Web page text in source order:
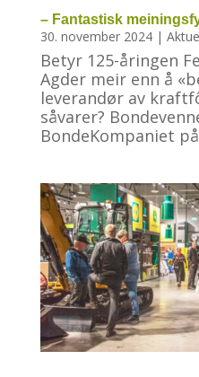
– Fantastisk
30. november 2024|
Betyr 125-åringen
Agder meir enn å
leverandør av
såvarer?
BondeKompaniet